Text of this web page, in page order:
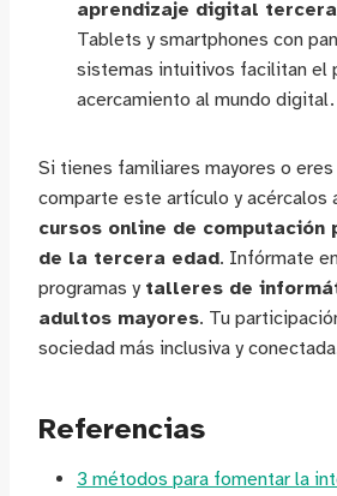
aprendizaje digital
Tablets y smartphones con
sistemas intuitivos facilitan el
acercamiento al mundo digital.
Si tienes familiares mayores o
comparte este artículo y acércalos
cursos online de computación
de la tercera edad. Infórmate
programas y talleres de
adultos mayores. Tu
sociedad más inclusiva y
Referencias
3 métodos para fomentar la